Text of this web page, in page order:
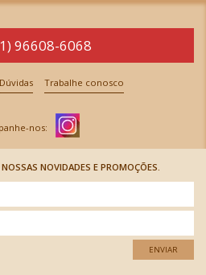
96608-6068
Dúvidas Trabalhe conosco
NOSSAS NOVIDADES E PROMOÇÕES.
ENVIAR